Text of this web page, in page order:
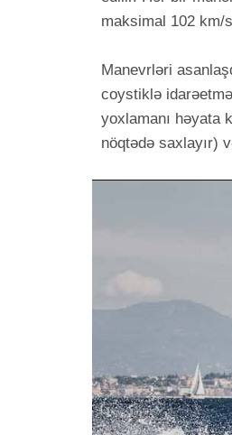
maksimal 102 km/
Manevrləri
coystiklə
yoxlamanı həyata
nöqtədə saxlayır)